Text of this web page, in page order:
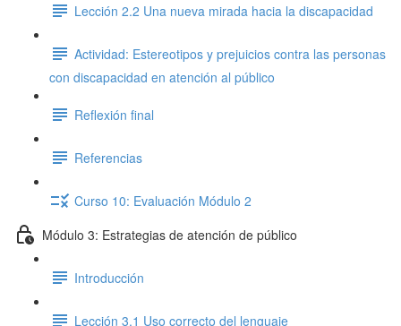
Lección 2.2 Una nueva mirada hacia la discapacidad
Actividad: Estereotipos y prejuicios contra las personas
con discapacidad en atención al público
Reflexión final
Referencias
Curso 10: Evaluación Módulo 2
Módulo 3: Estrategias de atención de público
Introducción
Lección 3.1 Uso correcto del lenguaje